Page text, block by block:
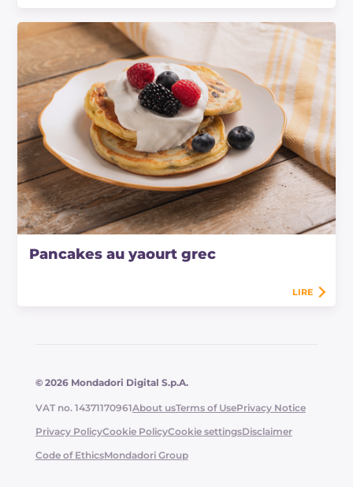
Pancakes au yaourt grec
LIRE
© 2026 Mondadori Digital S.p.A.
VAT no. 14371170961About usTerms of UsePrivacy Notice
Privacy PolicyCookie PolicyCookie settingsDisclaimer
Code of EthicsMondadori Group